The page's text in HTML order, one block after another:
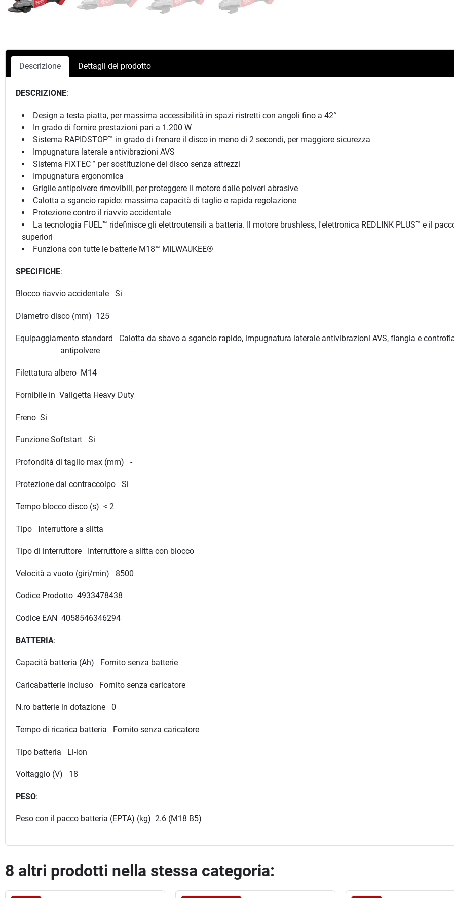
Descrizione Dettagli del prodotto
DESCRIZIONE:
Design a testa piatta, per massima accessibilità in spazi ristretti con angoli fino a 42°
In grado di fornire prestazioni pari a 1.200 W
Sistema RAPIDSTOP™ in grado di frenare il disco in meno di 2 secondi, per maggiore sicurezza
Impugnatura laterale antivibrazioni AVS
Sistema FIXTEC™ per sostituzione del disco senza attrezzi
Impugnatura ergonomica
Griglie antipolvere rimovibili, per proteggere il motore dalle polveri abrasive
Calotta a sgancio rapido: massima capacità di taglio e rapida regolazione
Protezione contro il riavvio accidentale
La tecnologia FUEL™ ridefinisce gli elettroutensili a batteria. Il motore brushless, l'elettronica REDLINK PLUS™ e il
superiori
Funziona con tutte le batterie M18™ MILWAUKEE®
SPECIFICHE:
Blocco riavvio accidentale Si
Diametro disco (mm) 125
Equipaggiamento standard Calotta da sbavo a sgancio rapido, impugnatura laterale antivibrazioni
antipolvere
Filettatura albero M14
Fornibile in Valigetta Heavy Duty
Freno Si
Funzione Softstart Si
Profondità di taglio max (mm) -
Protezione dal contraccolpo Si
Tempo blocco disco (s) < 2
Tipo Interruttore a slitta
Tipo di interruttore Interruttore a slitta con blocco
Velocità a vuoto (giri/min) 8500
Codice Prodotto 4933478438
Codice EAN 4058546346294
BATTERIA:
Capacità batteria (Ah) Fornito senza batterie
Caricabatterie incluso Fornito senza caricatore
N.ro batterie in dotazione 0
Tempo di ricarica batteria Fornito senza caricatore
Tipo batteria Li-ion
Voltaggio (V) 18
PESO:
Peso con il pacco batteria (EPTA) (kg) 2.6 (M18 B5)
8 altri prodotti nella stessa categoria: